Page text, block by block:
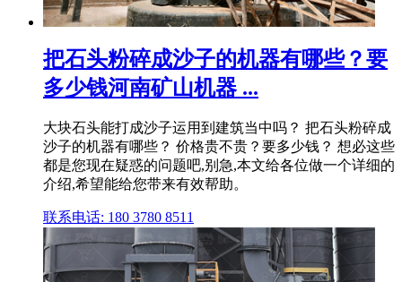
把石头粉碎成沙子的机器有哪些？要
多少钱河南矿山机器 ...
大块石头能打成沙子运用到建筑当中吗？ 把石头粉碎成
沙子的机器有哪些？ 价格贵不贵？要多少钱？ 想必这些
都是您现在疑惑的问题吧,别急,本文给各位做一个详细的
介绍,希望能给您带来有效帮助。
联系电话: 180 3780 8511